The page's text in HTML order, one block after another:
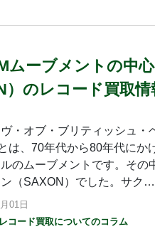
ムーブメントの中
）のレコード買取情
・オブ・ブリティッシュ・
は、70年代から80年代にか
のムーブメントです。その
（SAXON）でした。サク…
01日
コード買取についてのコラム